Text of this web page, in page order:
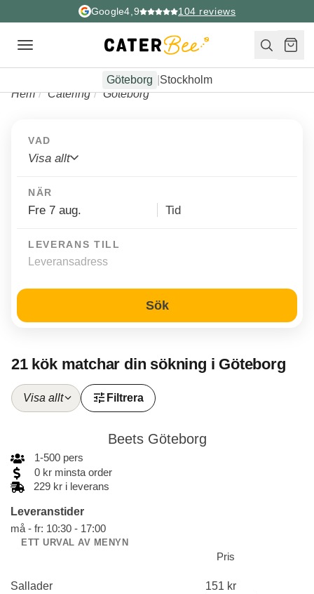
Google4,9 104 reviews
Toggle
Göteborg
Stockholm
Hem
Catering Göteborg
VAD
Visa allt
NÄR
LEVERANS TILL
Sök
21 kök matchar din sökning i Göteborg
Visa allt tune Filtrera
Beets Göteborg
1-500 pers
0 kr minsta order
229 kr i leverans
Leveranstider
må - fr: 10:30 - 17:00
ETT URVAL AV MENYN
Pris
Sallader
151 kr